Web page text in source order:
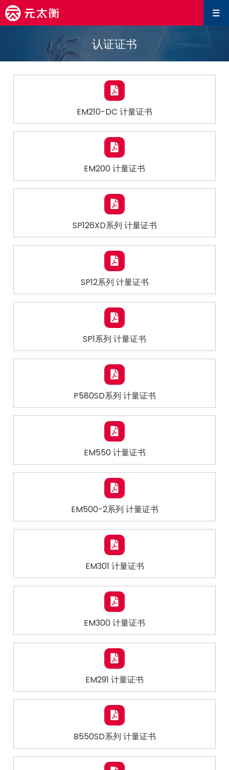
认证证书
EM210-DC 计量证书
EM200 计量证书
SP126XD系列 计量证书
SP12系列 计量证书
SP1系列 计量证书
P580SD系列 计量证书
EM550 计量证书
EM500-2系列 计量证书
EM301 计量证书
EM300 计量证书
EM291 计量证书
B550SD系列 计量证书